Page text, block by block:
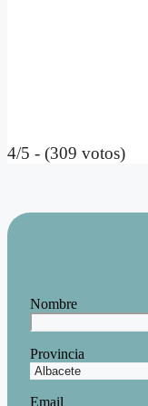
4/5 - (309 votos)
Nombre
Provincia
Email